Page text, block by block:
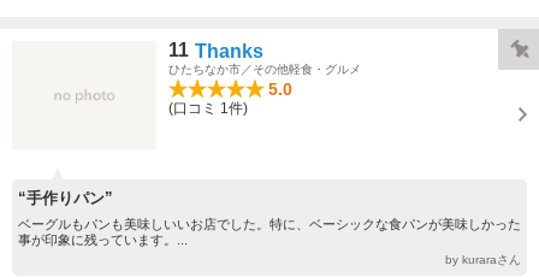
11 Thanks
ひたちなか市／その他軽食・グルメ
5.0
(口コミ 1件)
“手作りパン”
ベーグルもパンも美味しいいお店でした。特に、ベーシックな食パンが美味しかった
事が印象に残っています。...
by kuraraさん